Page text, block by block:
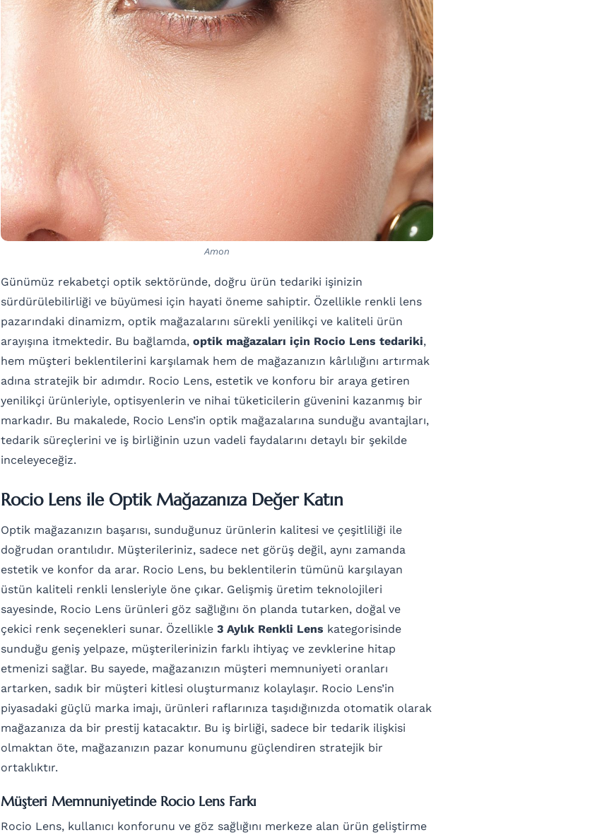
Amon
Günümüz rekabetçi optik sektöründe, doğru ürün tedariki işinizin
sürdürülebilirliği ve büyümesi için hayati öneme sahiptir. Özellikle renkli lens
pazarındaki dinamizm, optik mağazalarını sürekli yenilikçi ve kaliteli ürün
arayışına itmektedir. Bu bağlamda, optik mağazaları için Rocio Lens tedariki,
hem müşteri beklentilerini karşılamak hem de mağazanızın kârlılığını artırmak
adına stratejik bir adımdır. Rocio Lens, estetik ve konforu bir araya getiren
yenilikçi ürünleriyle, optisyenlerin ve nihai tüketicilerin güvenini kazanmış bir
markadır. Bu makalede, Rocio Lens’in optik mağazalarına sunduğu avantajları,
tedarik süreçlerini ve iş birliğinin uzun vadeli faydalarını detaylı bir şekilde
inceleyeceğiz.
Rocio Lens ile Optik Mağazanıza Değer Katın
Optik mağazanızın başarısı, sunduğunuz ürünlerin kalitesi ve çeşitliliği ile
doğrudan orantılıdır. Müşterileriniz, sadece net görüş değil, aynı zamanda
estetik ve konfor da arar. Rocio Lens, bu beklentilerin tümünü karşılayan
üstün kaliteli renkli lensleriyle öne çıkar. Gelişmiş üretim teknolojileri
sayesinde, Rocio Lens ürünleri göz sağlığını ön planda tutarken, doğal ve
çekici renk seçenekleri sunar. Özellikle 3 Aylık Renkli Lens kategorisinde
sunduğu geniş yelpaze, müşterilerinizin farklı ihtiyaç ve zevklerine hitap
etmenizi sağlar. Bu sayede, mağazanızın müşteri memnuniyeti oranları
artarken, sadık bir müşteri kitlesi oluşturmanız kolaylaşır. Rocio Lens’in
piyasadaki güçlü marka imajı, ürünleri raflarınıza taşıdığınızda otomatik olarak
mağazanıza da bir prestij katacaktır. Bu iş birliği, sadece bir tedarik ilişkisi
olmaktan öte, mağazanızın pazar konumunu güçlendiren stratejik bir
ortaklıktır.
Müşteri Memnuniyetinde Rocio Lens Farkı
Rocio Lens, kullanıcı konforunu ve göz sağlığını merkeze alan ürün geliştirme